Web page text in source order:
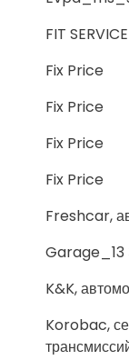
FIT SERVICE
Fix Price
Fix Price
Fix Price
Fix Price
Freshcar,
Garage_13
K&K,
Korobac,